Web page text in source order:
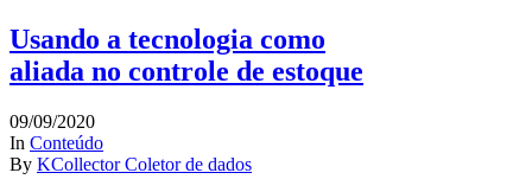
Usando a tecnologia como
aliada no controle de estoque
09/09/2020
In Conteúdo
By KCollector Coletor de dados